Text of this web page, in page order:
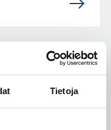
Tietoja